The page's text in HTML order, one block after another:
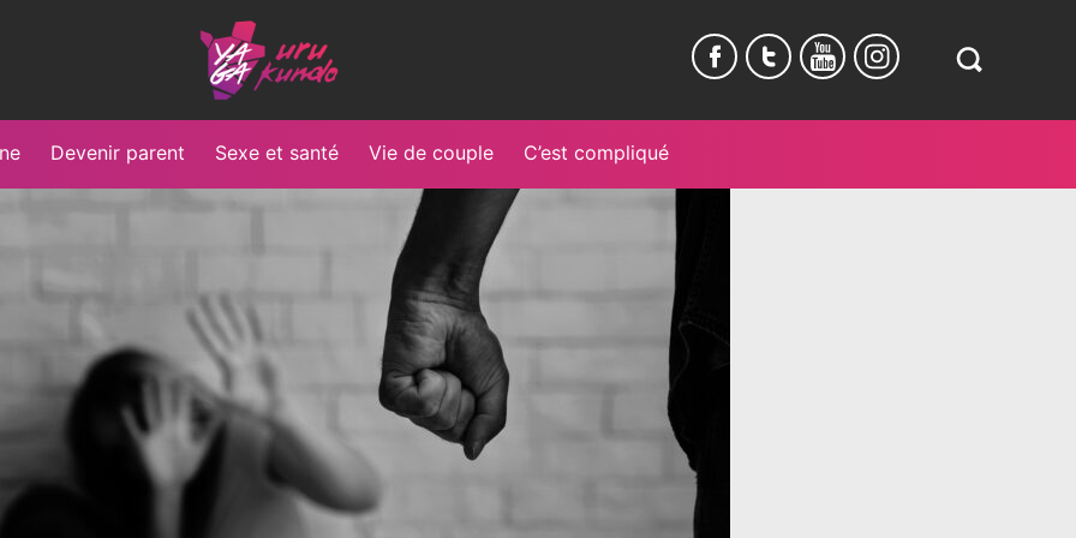
Burundi
Search
Devenir parent Sexe et santé Vie de couple C’est compliqué